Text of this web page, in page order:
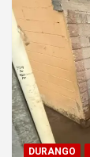
DURANGO